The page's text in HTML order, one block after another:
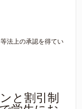
法上の承認を得てい
と割引制